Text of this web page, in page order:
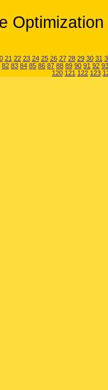
21 22 23 24 25 26 27 28 29 30 31
82 83 84 85 86 87 88 89 90 91 92 93
120 121 122 123